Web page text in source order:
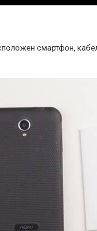
смартфон,